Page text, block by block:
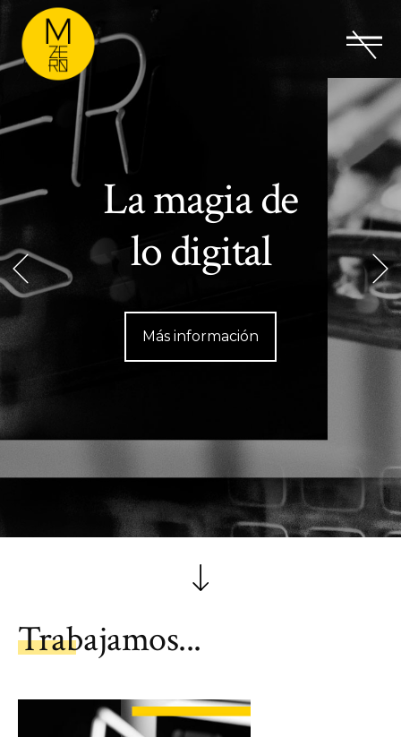
La magia de
lo digital
Más información
Trabajamos...